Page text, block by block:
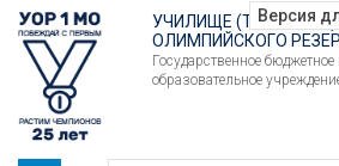
УЧИЛИЩЕ (ТЕХНИКУМ)
ОЛИМПИЙСКОГО
Государственное
образовательное